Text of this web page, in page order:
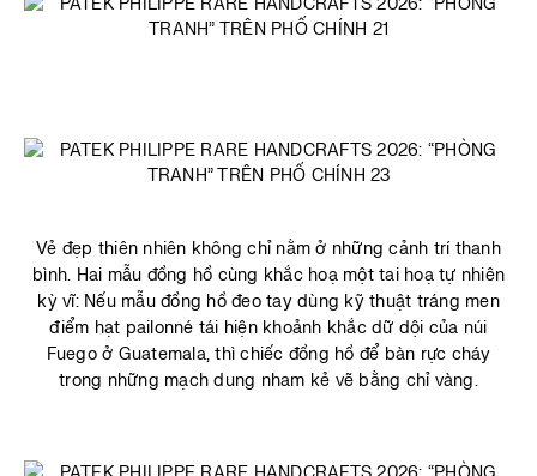
Vẻ đẹp thiên nhiên không chỉ nằm ở những cảnh trí thanh
bình. Hai mẫu đồng hồ cùng khắc hoạ một tai hoạ tự nhiên
kỳ vĩ: Nếu mẫu đồng hồ đeo tay dùng kỹ thuật tráng men
điểm hạt pailonné tái hiện khoảnh khắc dữ dội của núi
Fuego ở Guatemala, thì chiếc đồng hồ để bàn rực cháy
trong những mạch dung nham kẻ vẽ bằng chỉ vàng.